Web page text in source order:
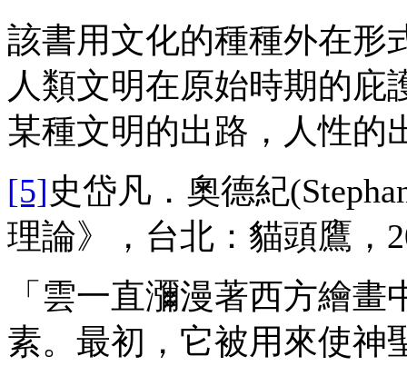
該書用文化的種種外在形
人類文明在原始時期的庇
某種文明的出路，人性的
[5]史岱凡．奧德紀
理論》，台北：貓頭鷹，
「雲一直瀰漫著西方繪
素。最初，它被用來使神